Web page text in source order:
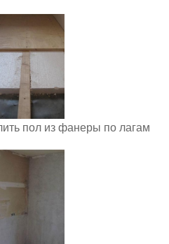
пол из фанеры по лагам